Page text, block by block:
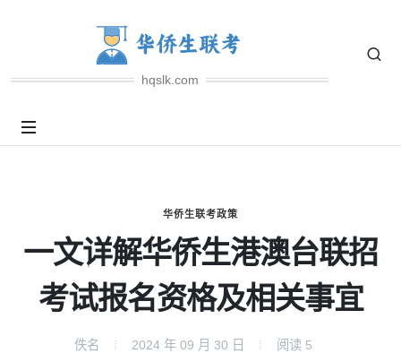
hqslk.com
华侨生联考政策
一文详解华侨生港澳台联招
考试报名资格及相关事宜
佚名 2024 年 09 月 30 日 阅读 5